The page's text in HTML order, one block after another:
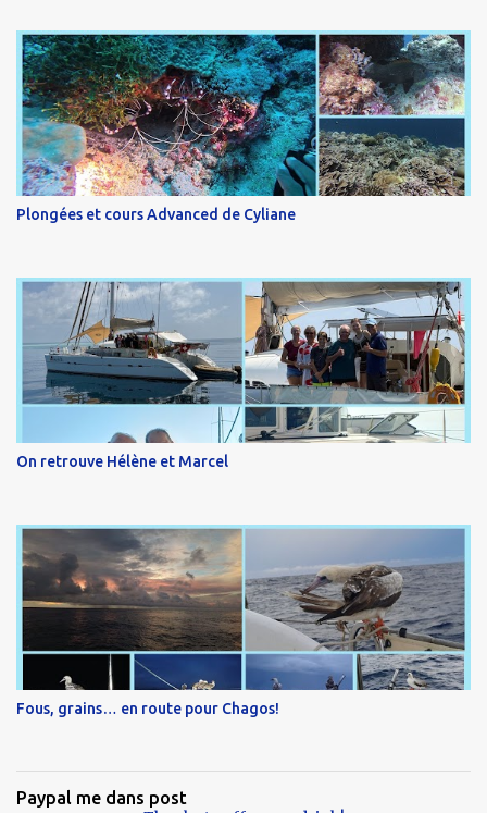
Plongées et cours Advanced de Cyliane
On retrouve Hélène et Marcel
Fous, grains… en route pour Chagos!
Paypal me dans post